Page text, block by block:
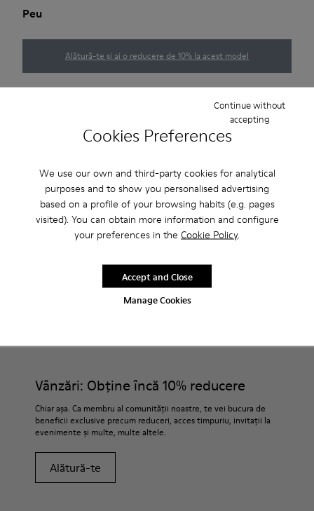
Cookies Preferences
We use our own and third-party cookies for analytical
purposes and to show you personalised advertising
based on a profile of your browsing habits (e.g. pages
visited). You can obtain more information and configure
your preferences in the Cookie Policy.
Manage Cookies
Continue without
accepting
Accept and Close
Peu
Alătură-te și ai o reducere de 10% la acest model
Livrare standard și în magazin gratuită pentru achiziții de
peste 222 RON.
Vânzări: Obține încă 10% reducere
Chiar așa. Ca membru al comunității noastre, te vei bucura de
beneficii exclusive precum reduceri, acces timpuriu, invitații la
evenimente și multe, multe altele.
Alătură-te